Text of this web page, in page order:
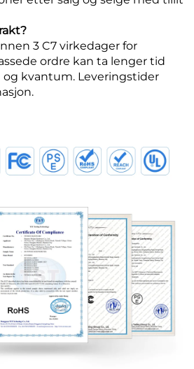
3 C7 virkedager for
ordre kan ta lenger tid
og kvantum. Leveringstider